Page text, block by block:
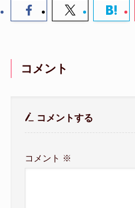
コメント
コメントする
コメント ※